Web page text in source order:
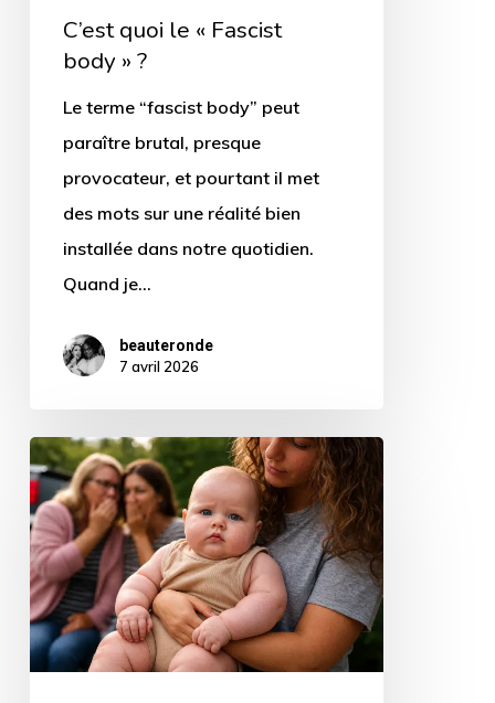
C’est quoi le « Fascist
body » ?
Le terme “fascist body” peut
paraître brutal, presque
provocateur, et pourtant il met
des mots sur une réalité bien
installée dans notre quotidien.
Quand je…
beauteronde
7 avril 2026
On
juge
même
les
bébés
:
jusqu’où